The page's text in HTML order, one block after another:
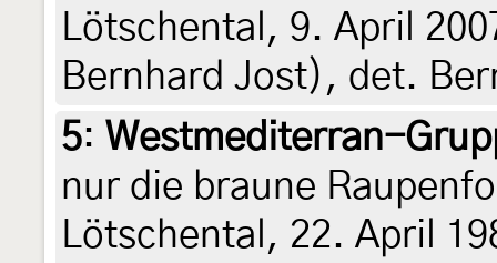
Lötschental, 9. April
Bernhard Jost), det.
5: Westmediterran-
nur die braune
Lötschental, 22. April